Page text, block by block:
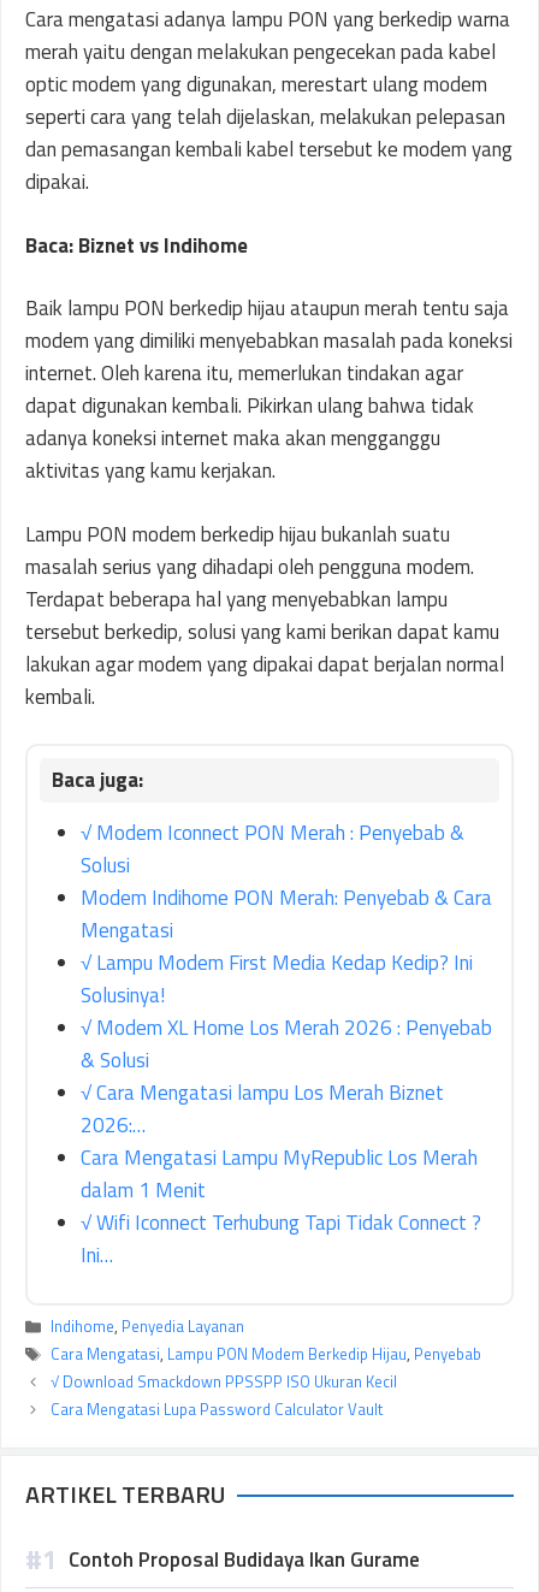
Cara mengatasi adanya lampu PON yang berkedip warna
merah yaitu dengan melakukan pengecekan pada kabel
optic modem yang digunakan, merestart ulang modem
seperti cara yang telah dijelaskan, melakukan pelepasan
dan pemasangan kembali kabel tersebut ke modem yang
dipakai.
Baca: Biznet vs Indihome
Baik lampu PON berkedip hijau ataupun merah tentu saja
modem yang dimiliki menyebabkan masalah pada koneksi
internet. Oleh karena itu, memerlukan tindakan agar
dapat digunakan kembali. Pikirkan ulang bahwa tidak
adanya koneksi internet maka akan mengganggu
aktivitas yang kamu kerjakan.
Lampu PON modem berkedip hijau bukanlah suatu
masalah serius yang dihadapi oleh pengguna modem.
Terdapat beberapa hal yang menyebabkan lampu
tersebut berkedip, solusi yang kami berikan dapat kamu
lakukan agar modem yang dipakai dapat berjalan normal
kembali.
√ Modem Iconnect PON Merah : Penyebab &
Solusi
Modem Indihome PON Merah: Penyebab & Cara
Mengatasi
√ Lampu Modem First Media Kedap Kedip? Ini
Solusinya!
√ Modem XL Home Los Merah 2026 : Penyebab
& Solusi
√ Cara Mengatasi lampu Los Merah Biznet
2026:…
Cara Mengatasi Lampu MyRepublic Los Merah
dalam 1 Menit
√ Wifi Iconnect Terhubung Tapi Tidak Connect ?
Ini…
Kategori
Indihome, Penyedia Layanan
Tag
Cara Mengatasi, Lampu PON Modem Berkedip Hijau, Penyebab
√ Download Smackdown PPSSPP ISO Ukuran Kecil
Cara Mengatasi Lupa Password Calculator Vault
ARTIKEL TERBARU
Contoh Proposal Budidaya Ikan Gurame